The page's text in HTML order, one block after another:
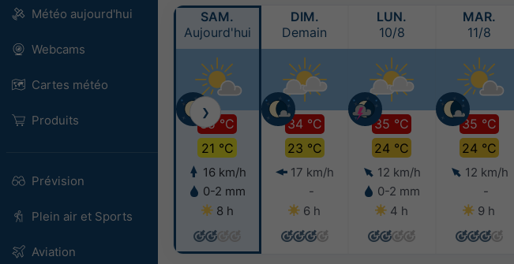
Météo aujourd'hui
Webcams
Cartes météo
Produits
Prévision
Plein air et Sports
Aviation
SAM.
Aujourd'hui
35 °C
21 °C
16 km/h
0-2 mm
8 h
DIM.
Demain
34 °C
23 °C
17 km/h
-
6 h
LUN.
10/8
35 °C
24 °C
12 km/h
0-2 mm
4 h
MAR.
11/8
35 °C
24 °C
12 km/h
-
9 h
❯